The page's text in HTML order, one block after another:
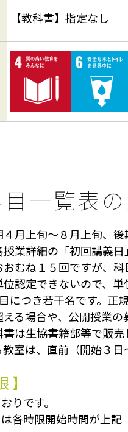
【教科書】指定なし
一覧表
月上旬～８月上旬、
業詳細の「初回講義日
むね１５回ですが、科
認定できないので、
につき若干名です。正
る場合や、公開授業
は生協書籍部等で販売
室は、直前（開始３日
】
りです。
各時限開始時間が上記